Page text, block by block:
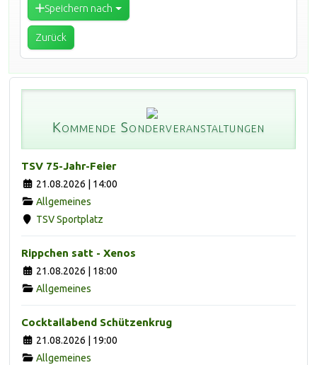
Speichern nach
Zurück
Kommende Sonderveranstaltungen
TSV 75-Jahr-Feier
21.08.2026 | 14:00
Allgemeines
TSV Sportplatz
Rippchen satt - Xenos
21.08.2026 | 18:00
Allgemeines
Cocktailabend Schützenkrug
21.08.2026 | 19:00
Allgemeines